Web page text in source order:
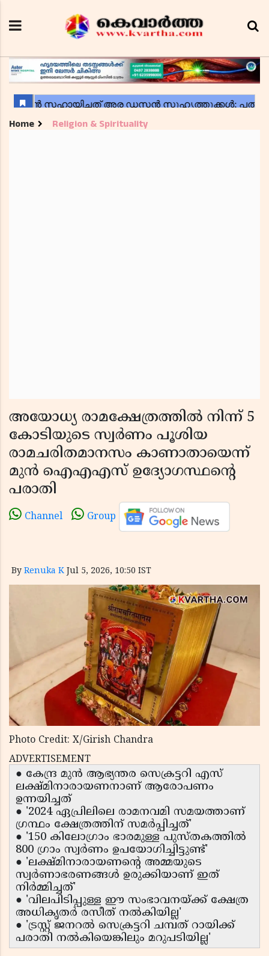
Home Religion & Spirituality
അയോധ്യ രാമക്ഷേത്രത്തിൽ നിന്ന് 5
കോടിയുടെ സ്വർണം പൂശിയ
രാമചരിതമാനസം കാണാതായെന്ന്
മുൻ ഐഎഎസ് ഉദ്യോഗസ്ഥൻ്റെ
പരാതി
Channel Group
By Renuka K Jul 5, 2026, 10:50 IST
Photo Credit: X/Girish Chandra
ADVERTISEMENT
● കേന്ദ്ര മുൻ ആഭ്യന്തര സെക്രട്ടറി എസ്
ലക്ഷ്മിനാരായണനാണ് ആരോപണം
ഉന്നയിച്ചത്
● '2024 ഏപ്രിലിലെ രാമനവമി സമയത്താണ്
ഗ്രന്ഥം ക്ഷേത്രത്തിന് സമർപ്പിച്ചത്'
● '150 കിലോഗ്രാം ഭാരമുള്ള പുസ്തകത്തിൽ
800 ഗ്രാം സ്വർണം ഉപയോഗിച്ചിട്ടുണ്ട്'
● 'ലക്ഷ്മിനാരായണൻ്റെ അമ്മയുടെ
സ്വർണാഭരണങ്ങൾ ഉരുക്കിയാണ് ഇത്
നിർമ്മിച്ചത്'
● 'വിലപിടിപ്പുള്ള ഈ സംഭാവനയ്ക്ക് ക്ഷേത്ര
അധികൃതർ രസീത് നൽകിയില്ല'
● 'ട്രസ്റ്റ് ജനറൽ സെക്രട്ടറി ചമ്പത് റായിക്ക്
പരാതി നൽകിയെങ്കിലും മറുപടിയില്ല'